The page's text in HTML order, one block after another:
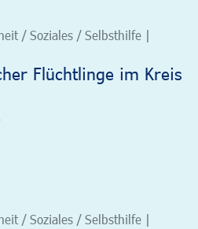
/ Soziales / Selbsthilfe |
Flüchtlinge im Kreis
/ Soziales / Selbsthilfe |